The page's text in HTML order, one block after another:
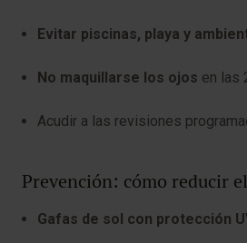
Evitar piscinas, playa y
No maquillarse los ojos en las
Acudir a las revisiones
Prevención: cómo reducir
Gafas de sol con protección